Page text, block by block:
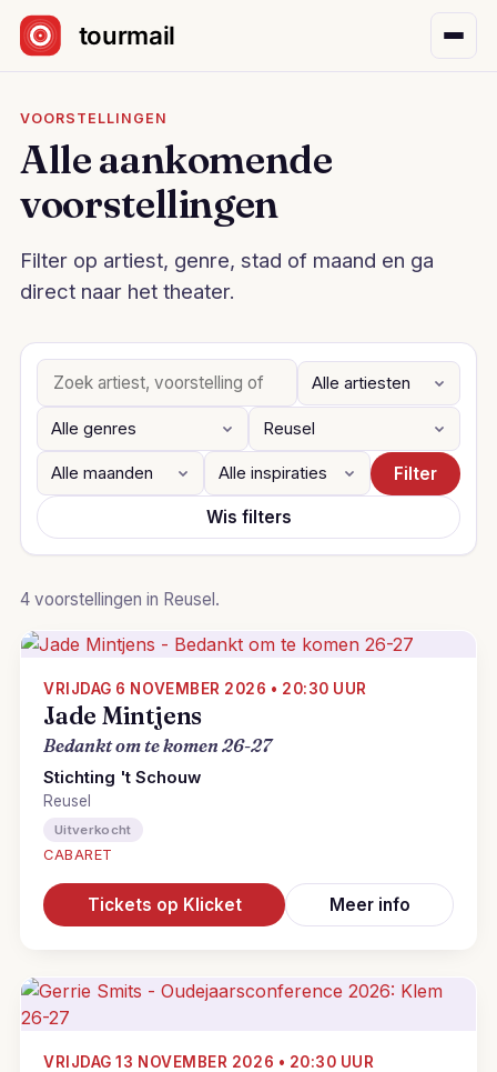
Sla navigatie over
VOORSTELLINGEN
Alle aankomende
voorstellingen
Filter op artiest, genre, stad of maand en ga
direct naar het theater.
Filter
Wis filters
4 voorstellingen in Reusel.
VRIJDAG 6 NOVEMBER 2026 • 20:30 UUR
Jade Mintjens
Bedankt om te komen 26-27
Stichting 't Schouw
Reusel
Uitverkocht
CABARET
Tickets op Klicket Meer info
VRIJDAG 13 NOVEMBER 2026 • 20:30 UUR